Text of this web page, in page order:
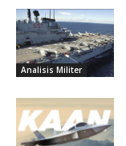
Analisis Militer